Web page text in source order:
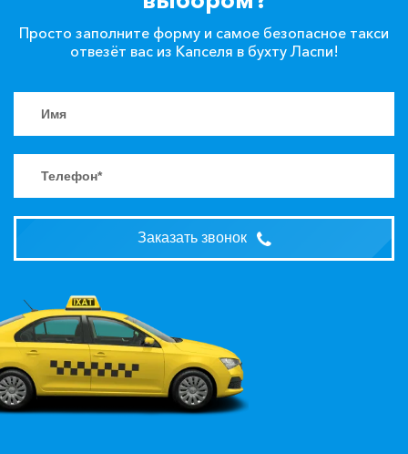
Просто заполните форму и самое безопасное такси
отвезёт вас из Капселя в бухту Ласпи!
Заказать звонок